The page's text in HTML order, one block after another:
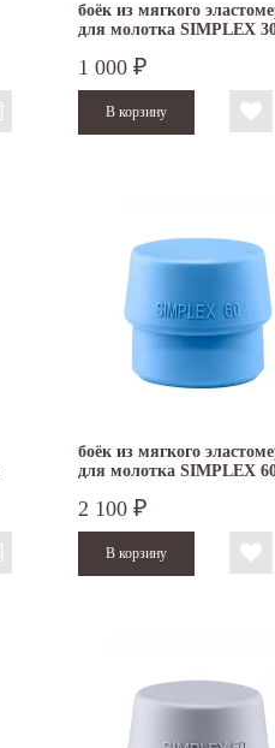
боёк из мягкого
для молотка SIMPLEX
1 000 ₽
боёк из мягкого
для молотка SIMPLEX
2 100 ₽